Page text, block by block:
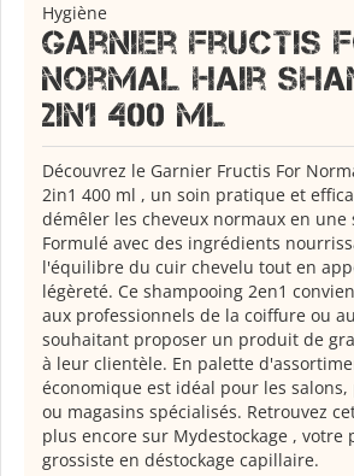
Hygiène
Garnier Fructis
Normal Hair
2in1 400 ml
Découvrez le Garnier Fructis For
2in1 400 ml , un soin pratique et
démêler les cheveux normaux en une
Formulé avec des ingrédients
l'équilibre du cuir chevelu tout en
légèreté. Ce shampooing 2en1
aux professionnels de la coiffure ou
souhaitant proposer un produit de
à leur clientèle. En palette
économique est idéal pour les
ou magasins spécialisés. Retrouvez
plus encore sur Mydestockage , votre
grossiste en déstockage capillaire.